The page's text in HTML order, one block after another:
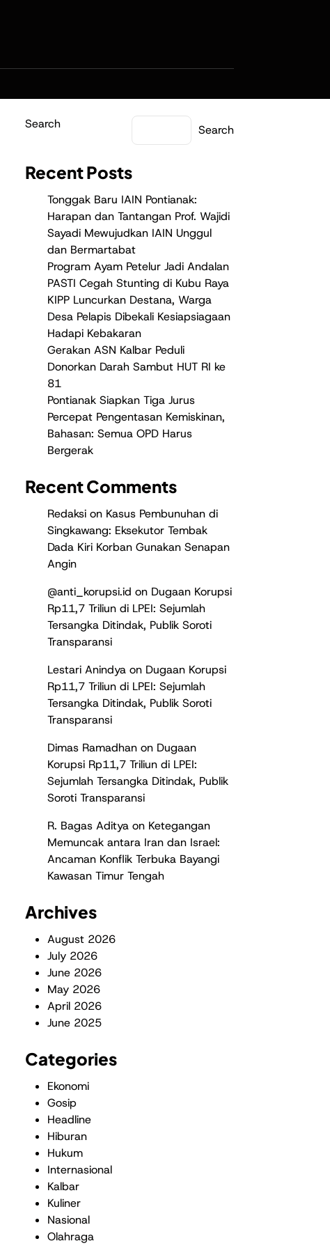
Search Search
Recent Posts
Tonggak Baru IAIN Pontianak:
Harapan dan Tantangan Prof. Wajidi
Sayadi Mewujudkan IAIN Unggul
dan Bermartabat
Program Ayam Petelur Jadi Andalan
PASTI Cegah Stunting di Kubu Raya
KIPP Luncurkan Destana, Warga
Desa Pelapis Dibekali Kesiapsiagaan
Hadapi Kebakaran
Gerakan ASN Kalbar Peduli
Donorkan Darah Sambut HUT RI ke
81
Pontianak Siapkan Tiga Jurus
Percepat Pengentasan Kemiskinan,
Bahasan: Semua OPD Harus
Bergerak
Recent Comments
Redaksi on Kasus Pembunuhan di
Singkawang: Eksekutor Tembak
Dada Kiri Korban Gunakan Senapan
Angin
@anti_korupsi.id on Dugaan Korupsi
Rp11,7 Triliun di LPEI: Sejumlah
Tersangka Ditindak, Publik Soroti
Transparansi
Lestari Anindya on Dugaan Korupsi
Rp11,7 Triliun di LPEI: Sejumlah
Tersangka Ditindak, Publik Soroti
Transparansi
Dimas Ramadhan on Dugaan
Korupsi Rp11,7 Triliun di LPEI:
Sejumlah Tersangka Ditindak, Publik
Soroti Transparansi
R. Bagas Aditya on Ketegangan
Memuncak antara Iran dan Israel:
Ancaman Konflik Terbuka Bayangi
Kawasan Timur Tengah
Archives
August 2026
July 2026
June 2026
May 2026
April 2026
June 2025
Categories
Ekonomi
Gosip
Headline
Hiburan
Hukum
Internasional
Kalbar
Kuliner
Nasional
Olahraga